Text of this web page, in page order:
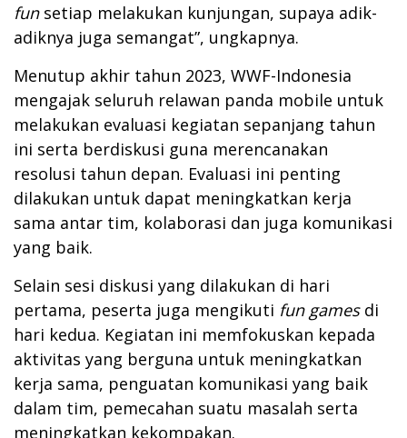
funsetiap melakukan kunjungan, supaya adik-
adiknya juga semangat”, ungkapnya.
Menutup akhir tahun 2023, WWF-Indonesia
mengajak seluruh relawan panda mobile untuk
melakukan evaluasi kegiatan sepanjang tahun
ini serta berdiskusi guna merencanakan
resolusi tahun depan. Evaluasi ini penting
dilakukan untuk dapat meningkatkan kerja
sama antar tim, kolaborasi dan juga komunikasi
yang baik.
Selain sesi diskusi yang dilakukan di hari
pertama, peserta juga mengikuti fun gamesdi
hari kedua. Kegiatan ini memfokuskan kepada
aktivitas yang berguna untuk meningkatkan
kerja sama, penguatan komunikasi yang baik
dalam tim, pemecahan suatu masalah serta
meningkatkan kekompakan.